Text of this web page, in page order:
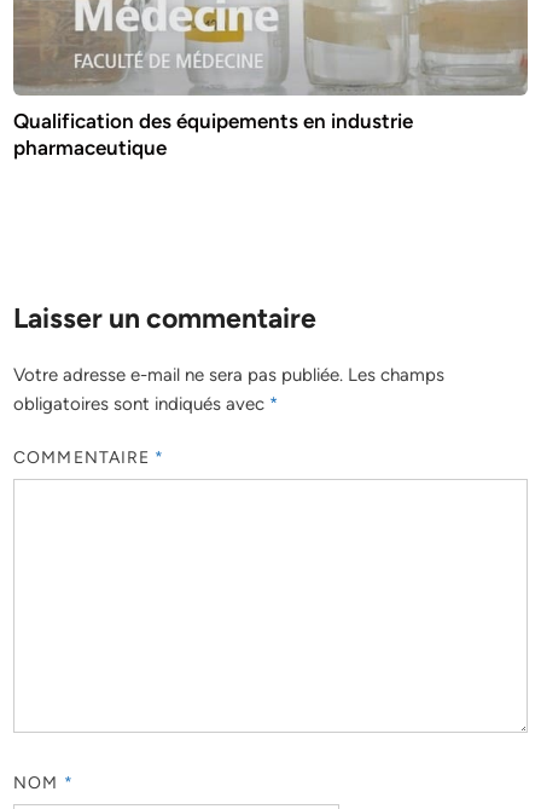
Qualification des équipements en industrie
pharmaceutique
Laisser un commentaire
Votre adresse e-mail ne sera pas publiée. Les champs
obligatoires sont indiqués avec *
COMMENTAIRE *
NOM *